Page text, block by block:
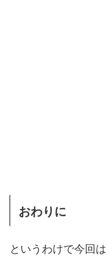
おわりに
というわけで今回